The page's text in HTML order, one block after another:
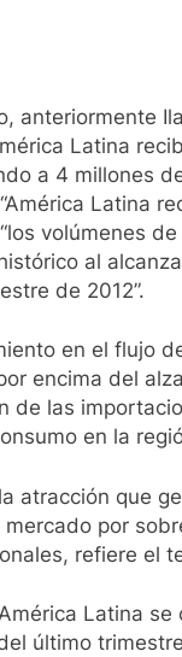
anteriormente
Latina
a 4 millones
Latina
volúmenes
al
de 2012”.
en el flujo
encima del
de las
en la
atracción que
por
refiere el
Latina
último